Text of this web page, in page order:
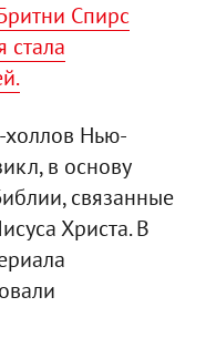
Спирс
стала
Нью-
в основу
связанные
Христа. В